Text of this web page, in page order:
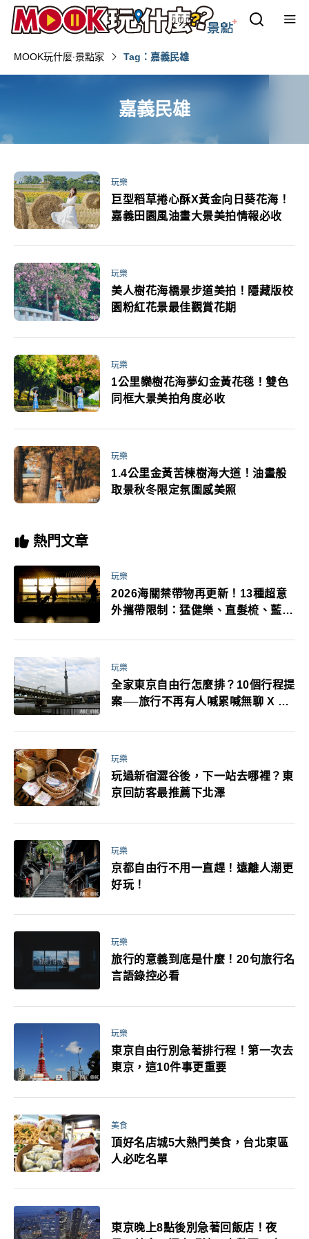
MOOK玩什麼‧景點家 Tag：嘉義民雄
嘉義民雄
玩樂
巨型稻草捲心酥X黃金向日葵花海！
嘉義田園風油畫大景美拍情報必收
玩樂
美人樹花海橋景步道美拍！隱藏版校
園粉紅花景最佳觀賞花期
玩樂
1公里欒樹花海夢幻金黃花毯！雙色
同框大景美拍角度必收
玩樂
1.4公里金黃苦楝樹海大道！油畫般
取景秋冬限定氛圍感美照
熱門文章
玩樂
2026海關禁帶物再更新！13種超意
外攜帶限制：猛健樂、直髮梳、藍牙
萬！注意事項一次看！
玩樂
全家東京自由行怎麼排？10個行程提
案──旅行不再有人喊累喊無聊 X 爸
玩樂
玩過新宿澀谷後，下一站去哪裡？東
京回訪客最推薦下北澤
玩樂
京都自由行不用一直趕！遠離人潮更
好玩！
玩樂
旅行的意義到底是什麼！20句旅行名
言語錄控必看
玩樂
東京自由行別急著排行程！第一次去
東京，這10件事更重要
美食
頂好名店城5大熱門美食，台北東區
人必吃名單
東京晚上8點後別急著回飯店！夜